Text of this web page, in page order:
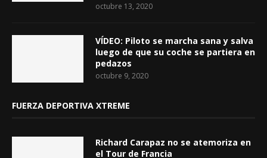
octubre 13, 2020
VÍDEO: Piloto se marcha sana y salva
luego de que su coche se partiera en
pedazos
octubre 9, 2020
FUERZA DEPORTIVA XTREME
Richard Carapaz no se atemoriza en
el Tour de Francia